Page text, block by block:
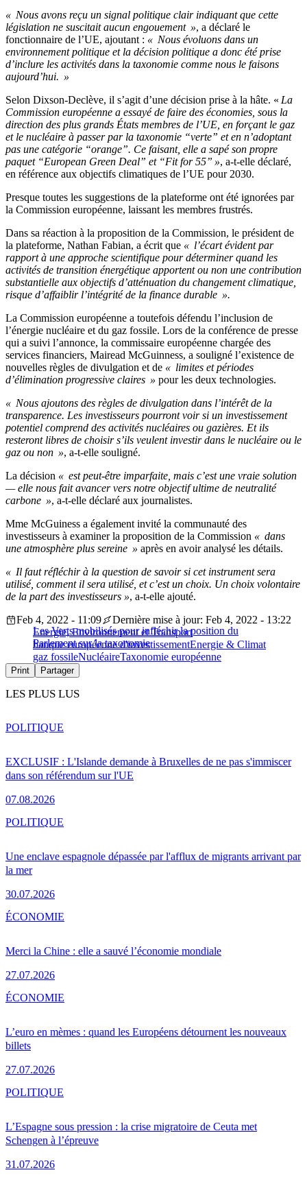
« Nous avons reçu un signal politique clair indiquant que cette
législation ne suscitait aucun engouement », a déclaré le
fonctionnaire de l’UE, ajoutant : « Nous évoluons dans un
environnement politique et la décision politique a donc été prise
d’inclure les activités dans la taxonomie comme nous le faisons
aujourd’hui. »
Selon Dixson-Declève, il s’agit d’une décision prise à la hâte. « La
Commission européenne a essayé de faire des économies, sous la
direction des plus grands États membres de l’UE, en forçant le gaz
et le nucléaire à passer par la taxonomie “verte” et en n’adoptant
pas une catégorie “orange”. Ce faisant, elle a sapé son propre
paquet “European Green Deal” et “Fit for 55” », a-t-elle déclaré,
en référence aux objectifs climatiques de l’UE pour 2030.
Presque toutes les suggestions de la plateforme ont été ignorées par
la Commission européenne, laissant les membres frustrés.
Dans sa réaction à la proposition de la Commission, le président de
la plateforme, Nathan Fabian, a écrit que « l’écart évident par
rapport à une approche scientifique pour déterminer quand les
activités de transition énergétique apportent ou non une contribution
substantielle aux objectifs d’atténuation du changement climatique,
risque d’affaiblir l’intégrité de la finance durable ».
La Commission européenne a toutefois défendu l’inclusion de
l’énergie nucléaire et du gaz fossile. Lors de la conférence de presse
qui a suivi l’annonce, la commissaire européenne chargée des
services financiers, Mairead McGuinness, a souligné l’existence de
nouvelles règles de divulgation et de « limites et périodes
d’élimination progressive claires » pour les deux technologies.
« Nous ajoutons des règles de divulgation dans l’intérêt de la
transparence. Les investisseurs pourront voir si un investissement
potentiel comprend des activités nucléaires ou gazières. Et ils
resteront libres de choisir s’ils veulent investir dans le nucléaire ou le
gaz ou non », a-t-elle souligné.
La décision « est peut-être imparfaite, mais c’est une vraie solution
— elle nous fait avancer vers notre objectif ultime de neutralité
carbone », a-t-elle déclaré aux journalistes.
Mme McGuiness a également invité la communauté des
investisseurs à examiner la proposition de la Commission « dans
une atmosphère plus sereine » après en avoir analysé les détails.
« Il faut réfléchir à la question de savoir si cet instrument sera
utilisé, comment il sera utilisé, et c’est un choix. Un choix volontaire
de la part des investisseurs », a-t-elle ajouté.
Les Verts mobilisés pour infléchir la position du
Parlement sur la taxonomie
Feb 4, 2022 - 11:09
Dernière mise à jour: Feb 4, 2022 - 13:22
Energie, Environnement et Transport
banque européenne d'investissementEnergie & Climat
gaz fossileNucléaireTaxonomie européenne
Print Partager
LES PLUS LUS
EXCLUSIF : L'Islande demande à Bruxelles de ne pas s'immiscer
dans son référendum sur l'UE
07.08.2026
POLITIQUE
Une enclave espagnole dépassée par l'afflux de migrants arrivant par
la mer
30.07.2026
POLITIQUE
Merci la Chine : elle a sauvé l’économie mondiale
27.07.2026
ÉCONOMIE
L’euro en mèmes : quand les Européens détournent les nouveaux
billets
27.07.2026
ÉCONOMIE
L’Espagne sous pression : la crise migratoire de Ceuta met
Schengen à l’épreuve
31.07.2026
POLITIQUE